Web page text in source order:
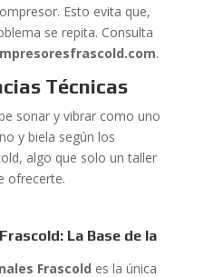
Esto evita que,
se repita. Consulta
.
Técnicas
sonar y vibrar como uno
y biela según los
algo que solo un taller
ofrecerte.
La Base de la
Frascold es la única